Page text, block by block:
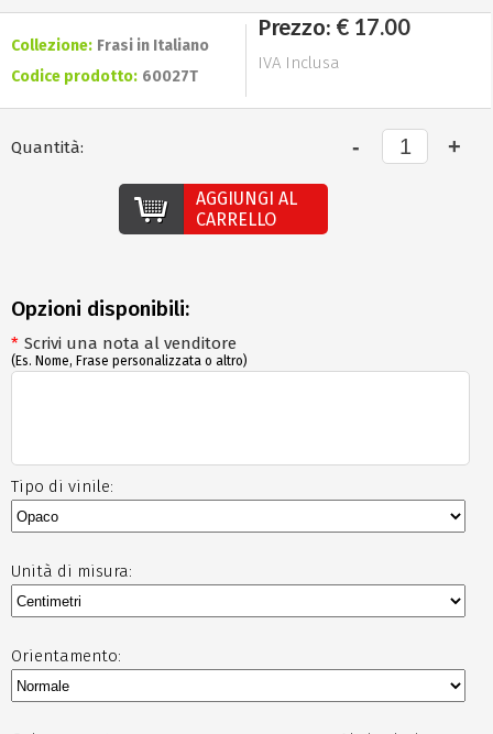
Collezione: Frasi in Italiano
Codice prodotto: 60027T
Prezzo: € 17.00
IVA Inclusa
Opzioni disponibili:
Tipo di vinile:
Unità di misura:
Orientamento:
* Scrivi una nota al venditore
(Es. Nome, Frase personalizzata o altro)
Quantità:
AGGIUNGI AL
CARRELLO